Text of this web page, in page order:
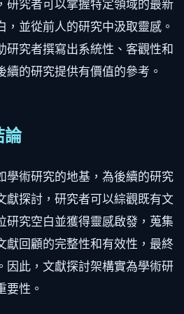
研究者可以掌握特定領域的最新
並從前人的研究中汲取靈感。
研究者撰寫出系統性、客觀性和
續的研究提供有價值的參考。
論
學術研究的地基，為後續的研究
獻探討，研究者可以綜觀既有文
研究空白並獲得靈感啟發，蒐集
獻回顧的完整性和有效性，最終
因此，文獻探討架構實為學術研
要性。